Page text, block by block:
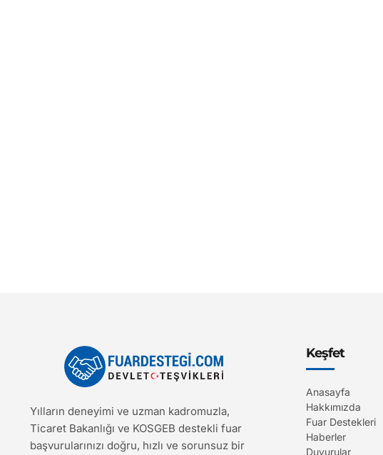
Yılların deneyimi ve uzman kadromuzla,
Ticaret Bakanlığı ve KOSGEB destekli fuar
başvurularınızı doğru, hızlı ve sorunsuz bir
Keşfet
Anasayfa
Hakkımızda
Fuar Destekleri
Haberler
Duyurular